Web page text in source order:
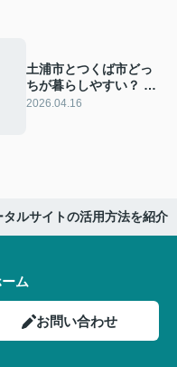
土浦市とつくば市どっ
ちが暮らしやすい？ 中
古戸建ての比較で共働
2026.04.16
ルサイトの活用方法を紹介
ム
お問い合わせ